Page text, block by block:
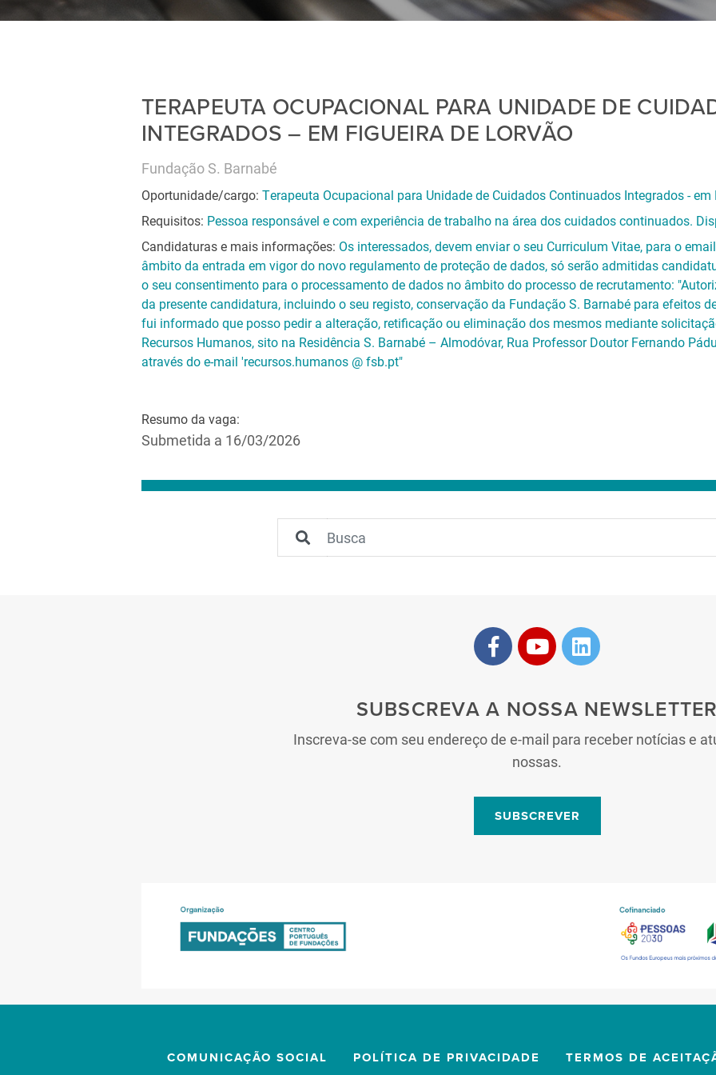
TERAPEUTA OCUPACIONAL PARA UNIDADE DE
INTEGRADOS – EM FIGUEIRA DE LORVÃO
Fundação S. Barnabé
Oportunidade/cargo: Terapeuta Ocupacional para Unidade de Cuidados Continuados Integrados -
Requisitos: Pessoa responsável e com experiência de trabalho na área dos cuidados continuados.
Candidaturas e mais informações: Os interessados, devem enviar o seu Curriculum Vitae, para o
âmbito da entrada em vigor do novo regulamento de proteção de dados, só serão admitidas
o seu consentimento para o processamento de dados no âmbito do processo de recrutamento:
da presente candidatura, incluindo o seu registo, conservação da Fundação S. Barnabé para efeitos
fui informado que posso pedir a alteração, retificação ou eliminação dos mesmos mediante
Recursos Humanos, sito na Residência S. Barnabé – Almodóvar, Rua Professor Doutor Fernando
através do e-mail 'recursos.humanos @ fsb.pt"
Resumo da vaga:
Submetida a 16/03/2026
SUBSCREVA A NOSSA
Inscreva-se com seu endereço de e-mail para receber notícias e
nossas.
SUBSCREVER
COMUNICAÇÃO SOCIAL POLÍTICA DE PRIVACIDADE TERMOS DE